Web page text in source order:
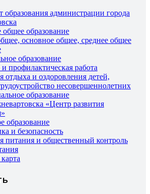
образования администрации города
образование
основное общее, среднее общее
образование
профилактическая работа
отдыха и оздоровления детей,
несовершеннолетних
образование
«Центр развития
образование
и безопасность
питания и общественный контроль